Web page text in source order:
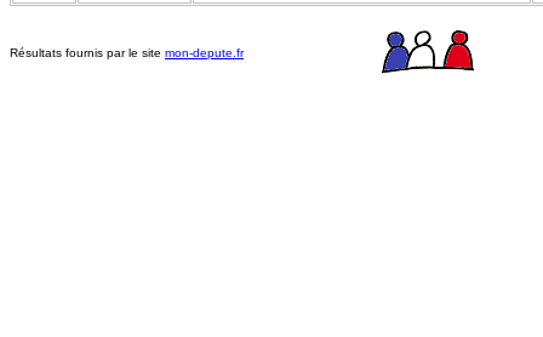
Résultats fournis par le site mon-depute.fr